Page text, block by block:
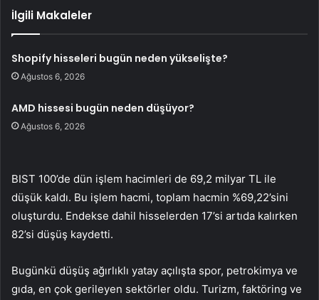
İlgili Makaleler
Shopify hisseleri bugün neden yükselişte?
Ağustos 6, 2026
AMD hissesi bugün neden düşüyor?
Ağustos 6, 2026
BIST 100’de dün işlem hacimleri de 69,2 milyar TL ile
düşük kaldı. Bu işlem hacmi, toplam hacmin %69,22’sini
oluşturdu. Endekse dahil hisselerden 17’si artıda kalırken
82’si düşüş kaydetti.
Bugünkü düşüş ağırlıklı yatay açılışta spor, petrokimya ve
gıda, en çok gerileyen sektörler oldu. Turizm, faktöring ve